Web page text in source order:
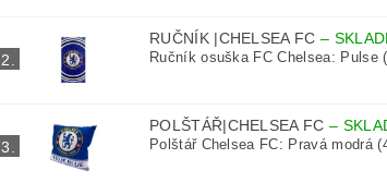
2.
RUČNÍK |CHELSEA FC–
Ručník osuška FC Chelsea:
3.
POLŠTÁŘ|CHELSEA FC–
Polštář Chelsea FC: Pravá modrá